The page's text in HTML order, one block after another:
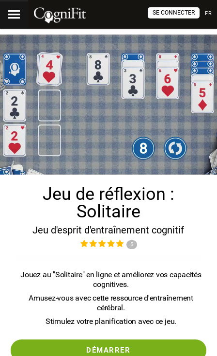
FR
SE CONNECTER
Jeu de réflexion :
Solitaire
Jeu d'esprit d'entraînement cognitif
5
Jouez au "Solitaire" en ligne et améliorez vos capacités
cognitives.
Amusez-vous avec cette ressource d'entraînement
cérébral.
Stimulez votre planification avec ce jeu.
DÉMARRER